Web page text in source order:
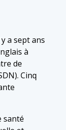
a sept ans
à
de
Cinq
santé